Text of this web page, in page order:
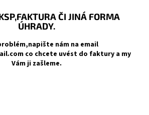
ČI JINÁ FORMA
ÚHRADY.
nám na email
co chcete uvést do faktury a my
Vám ji zašleme.